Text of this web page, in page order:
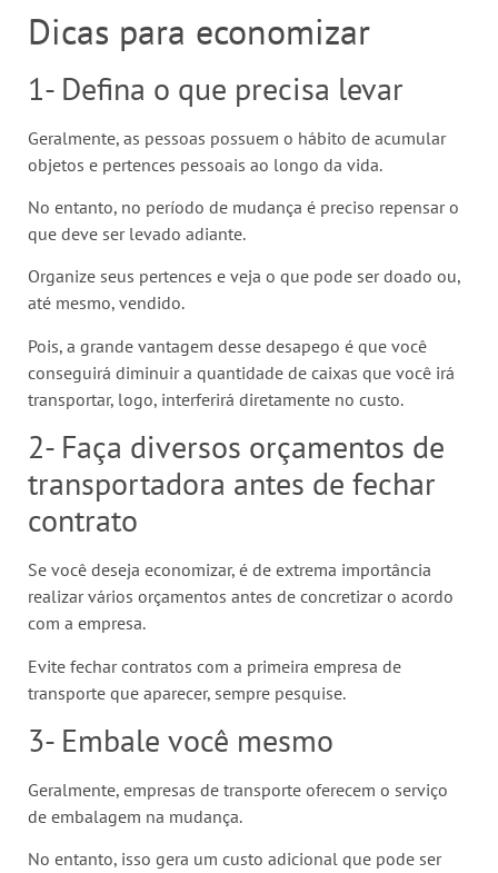
Dicas para economizar
1- Defina o que precisa levar
Geralmente, as pessoas possuem o hábito de acumular
objetos e pertences pessoais ao longo da vida.
No entanto, no período de mudança é preciso repensar o
que deve ser levado adiante.
Organize seus pertences e veja o que pode ser doado ou,
até mesmo, vendido.
Pois, a grande vantagem desse desapego é que você
conseguirá diminuir a quantidade de caixas que você irá
transportar, logo, interferirá diretamente no custo.
2- Faça diversos orçamentos de
transportadora antes de fechar
contrato
Se você deseja economizar, é de extrema importância
realizar vários orçamentos antes de concretizar o acordo
com a empresa.
Evite fechar contratos com a primeira empresa de
transporte que aparecer, sempre pesquise.
3- Embale você mesmo
Geralmente, empresas de transporte oferecem o serviço
de embalagem na mudança.
No entanto, isso gera um custo adicional que pode ser